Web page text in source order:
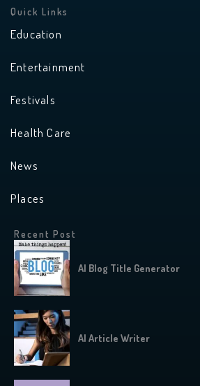
Quick Links
Education
Entertainment
Festivals
Health Care
News
Places
Recent Post
AI Blog Title Generator
AI Article Writer